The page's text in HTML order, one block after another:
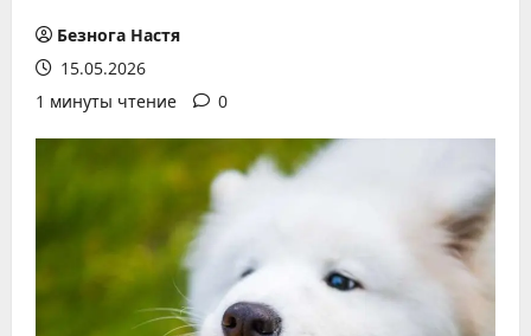
Безнога Настя
15.05.2026
1 минуты чтение
0